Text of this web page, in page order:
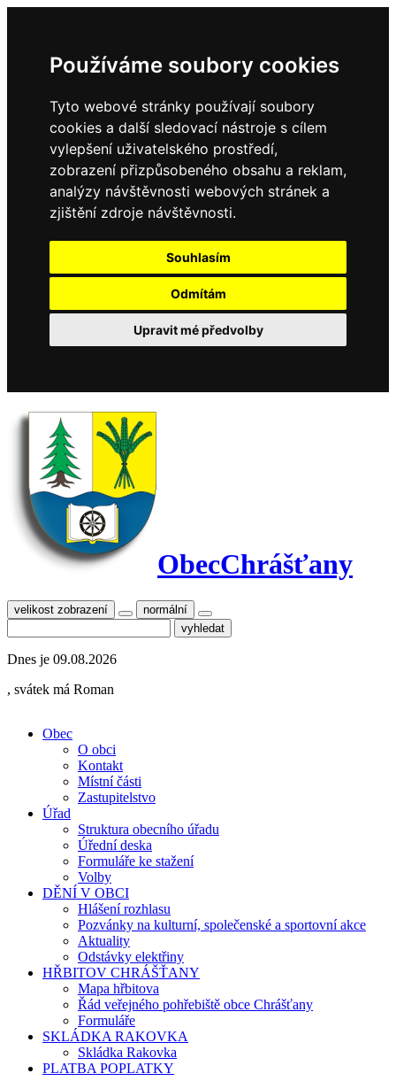
Používáme soubory cookies
Tyto webové stránky používají soubory
cookies a další sledovací nástroje s cílem
vylepšení uživatelského prostředí,
zobrazení přizpůsobeného obsahu a reklam,
analýzy návštěvnosti webových stránek a
zjištění zdroje návštěvnosti.
Souhlasím
Odmítám
Upravit mé předvolby
ObecChrášťany
velikost zobrazení normální
Dnes je 09.08.2026
, svátek má Roman
Obec
O obci
Kontakt
Místní části
Zastupitelstvo
Úřad
Struktura obecního úřadu
Úřední deska
Formuláře ke stažení
Volby
DĚNÍ V OBCI
Hlášení rozhlasu
Pozvánky na kulturní, společenské a sportovní akce
Aktuality
Odstávky elektřiny
HŘBITOV CHRÁŠŤANY
Mapa hřbitova
Řád veřejného pohřebiště obce Chrášťany
Formuláře
SKLÁDKA RAKOVKA
Skládka Rakovka
PLATBA POPLATKY